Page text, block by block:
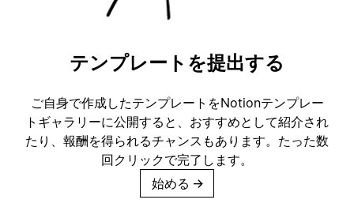
テンプレートを提出する
ご自身で作成したテンプレートをNotionテンプレー
トギャラリーに公開すると、おすすめとして紹介され
たり、報酬を得られるチャンスもあります。たった数
回クリックで完了します。
始める →